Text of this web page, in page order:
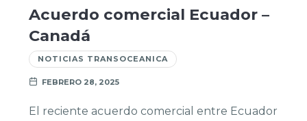
Acuerdo comercial Ecuador –
Canadá
NOTICIAS TRANSOCEANICA
FEBRERO 28, 2025
El reciente acuerdo comercial entre Ecuador